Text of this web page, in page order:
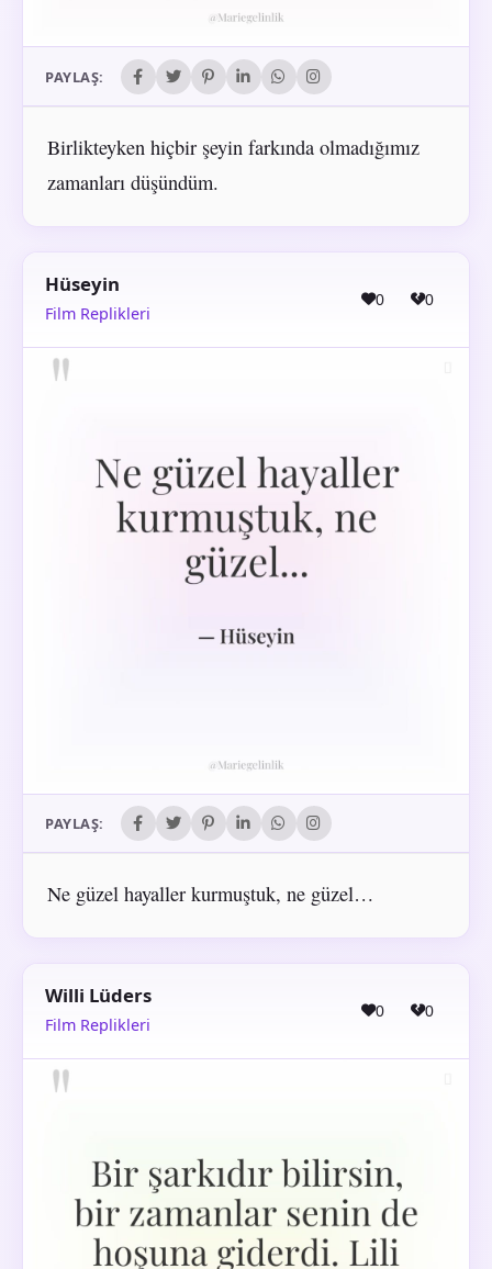
PAYLAŞ:
Birlikteyken hiçbir şeyin farkında olmadığımız
zamanları düşündüm.
Hüseyin
Film Replikleri
0 0
PAYLAŞ:
Ne güzel hayaller kurmuştuk, ne güzel…
Willi Lüders
Film Replikleri
0 0